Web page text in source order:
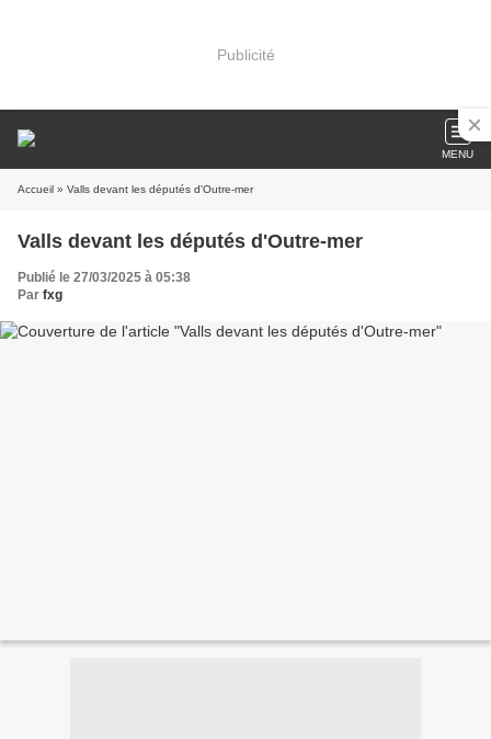
Publicité
MENU
Accueil » Valls devant les députés d'Outre-mer
Valls devant les députés d'Outre-mer
Publié le 27/03/2025 à 05:38
Par fxg